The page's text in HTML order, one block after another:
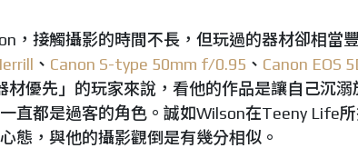
，接觸攝影的時間不長，但玩過的器材卻相當
、 Canon S-type 50mm f/0.95 、 Canon EOS
材優先」的玩家來說，看他的作品是讓自己沉溺
直都是過客的角色。誠如Wilson在Teeny Life所
態，與他的攝影觀倒是有幾分相似。